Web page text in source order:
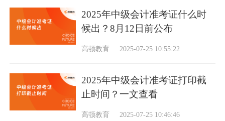
2025年中级会计准考证什么时
候出？8月12日前公布
高顿教育 2025-07-25 10:55:22
2025年中级会计准考证打印截
止时间？一文查看
高顿教育 2025-07-25 10:46:46